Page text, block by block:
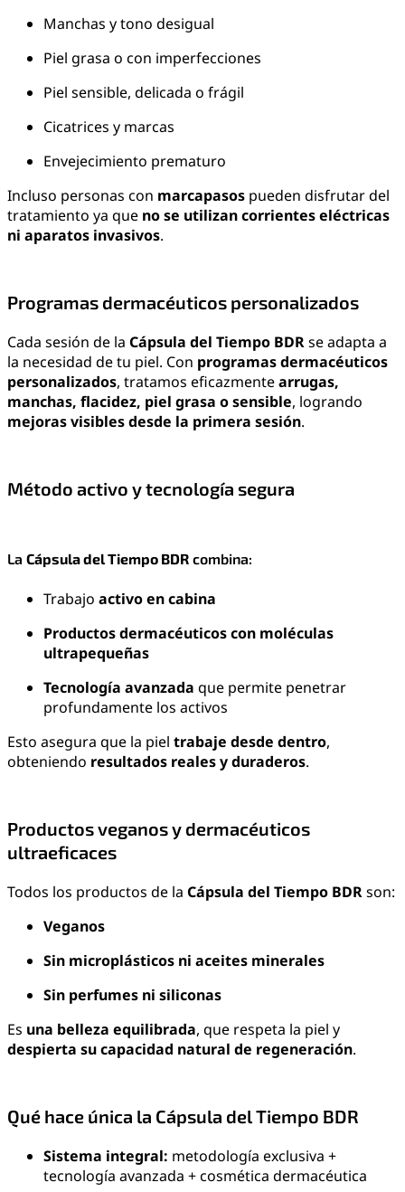
Manchas y tono desigual
Piel grasa o con imperfecciones
Piel sensible, delicada o frágil
Cicatrices y marcas
Envejecimiento prematuro
Incluso personas con marcapasos pueden disfrutar del
tratamiento ya que no se utilizan corrientes eléctricas
ni aparatos invasivos.
Programas dermacéuticos personalizados
Cada sesión de la Cápsula del Tiempo BDRse adapta a
la necesidad de tu piel. Con programas dermacéuticos
personalizados, tratamos eficazmentearrugas,
manchas, flacidez, piel grasa o sensible, logrando
mejoras visibles desde la primera sesión.
Método activo y tecnología segura
La Cápsula del Tiempo BDR combina:
Trabajo activo en cabina
Productos dermacéuticos con moléculas
ultrapequeñas
Tecnología avanzada que permite penetrar
profundamente los activos
Esto asegura que la piel trabaje desde dentro,
obteniendo resultados reales y duraderos.
Productos veganos y dermacéuticos
ultraeficaces
Todos los productos de la Cápsula del Tiempo BDRson:
Veganos
Sin microplásticos ni aceites minerales
Sin perfumes ni siliconas
Es una belleza equilibrada, que respeta la piel y
despierta su capacidad natural de regeneración.
Qué hace única la Cápsula del Tiempo BDR
Sistema integral: metodología exclusiva +
tecnología avanzada + cosmética dermacéutica